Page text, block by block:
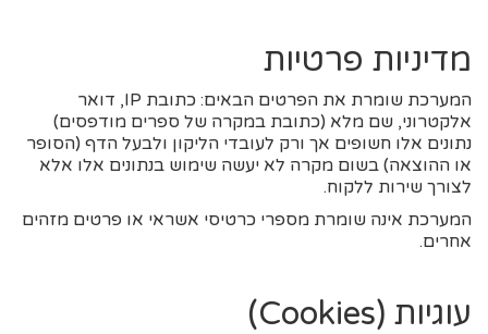
מדיניות פרטיות
המערכת שומרת את הפרטים הבאים: כתובת IP, דואר
אלקטרוני, שם מלא (כתובת במקרה של ספרים מודפסים)
נתונים אלו חשופים אך ורק לעובדי הליקון ולבעל הדף (הסופר
או ההוצאה) בשום מקרה לא יעשה שימוש בנתונים אלו אלא
לצורך שירות ללקוח.
המערכת אינה שומרת מספרי כרטיסי אשראי או פרטים מזהים
אחרים.
עוגיות (Cookies)